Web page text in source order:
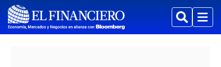
BuscarMenu